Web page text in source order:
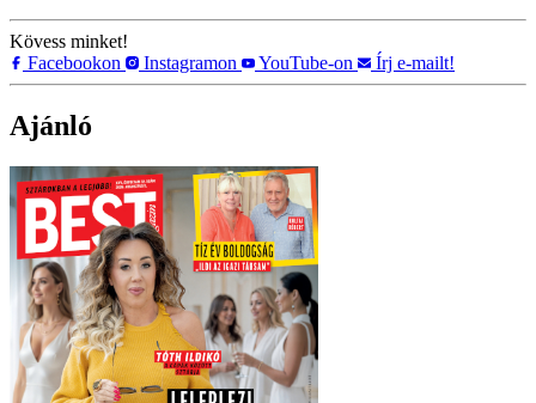
Kövess minket!
Facebookon
Instagramon YouTube-on Írj e-mailt!
Ajánló